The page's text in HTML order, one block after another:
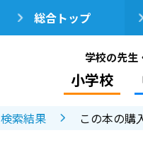
総合トップ
学校の先生
小学校
検索結果 この本の購